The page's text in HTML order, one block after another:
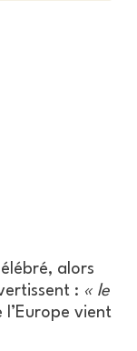
alors
: « le
vient